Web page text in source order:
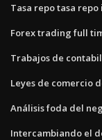
Tasa repo tasa
Forex trading full
Trabajos de
Leyes de comercio
Análisis foda del
Intercambiando el